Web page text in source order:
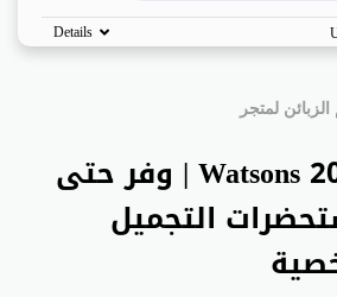
Details
الزبائن لمتجر
كود خصم Watsons 2026 | وفر حتى
التجميل